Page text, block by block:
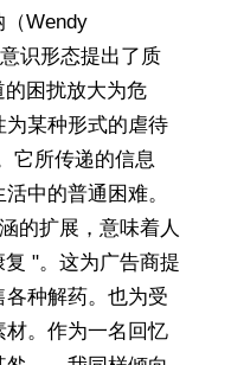
（Wendy
识形态提出了质
困扰放大为危
某种形式的虐待
它所传递的信息
中的普通困难。
的扩展，意味着人
"。这为广告商提
种解药。也为受
。作为一名回忆